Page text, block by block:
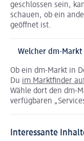
geschlossen sein,
schauen, ob ein
geöffnet ist.
Welcher dm-Markt
Ob ein dm-Markt in
Du im Marktfinder
Wähle dort den dm-
verfügbaren
Interessante